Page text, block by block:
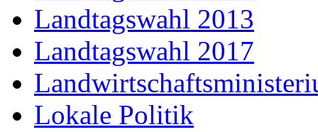
Landtagswahl 2013
Landtagswahl 2017
Lokale Politik